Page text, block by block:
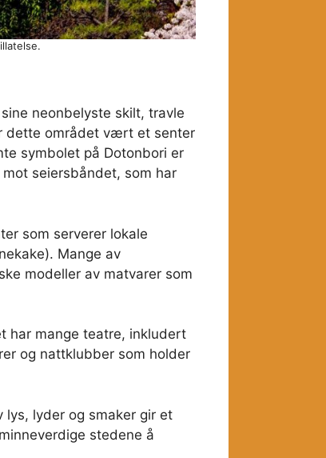
neonbelyste skilt, travle
dette området vært et senter
symbolet på Dotonbori er
seiersbåndet, som har
som serverer lokale
Mange av
modeller av matvarer som
har mange teatre, inkludert
og nattklubber som holder
lys, lyder og smaker gir et
stedene å